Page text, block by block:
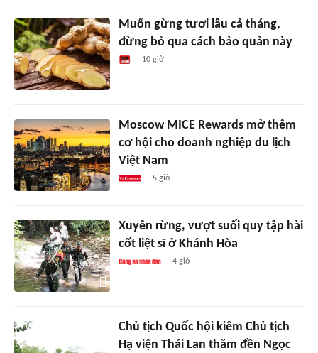
Muốn gừng tươi lâu cả tháng,
đừng bỏ qua cách bảo quản này
10 giờ
Moscow MICE Rewards mở thêm
cơ hội cho doanh nghiệp du lịch
Việt Nam
5 giờ
Xuyên rừng, vượt suối quy tập hài
cốt liệt sĩ ở Khánh Hòa
4 giờ
Chủ tịch Quốc hội kiêm Chủ tịch
Hạ viện Thái Lan thăm đền Ngọc